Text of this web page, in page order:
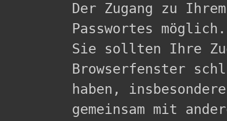
Der Zugang zu
Passwortes möglich.
Sie sollten Ihre
Browserfenster
haben,
gemeinsam mit